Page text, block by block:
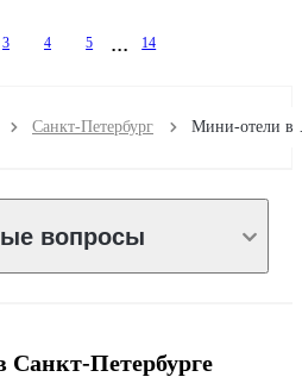
3 4 5 14
Санкт-Петербург
вопросы
Санкт-Петербурге